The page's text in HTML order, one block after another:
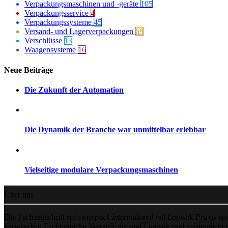
Verpackungsmaschinen und -geräte 105
Verpackungsservice 4
Verpackungssysteme 45
Versand- und Lagerverpackungen 69
Verschlüsse 13
Waagensysteme 16
Neue Beiträge
Die Zukunft der Automation
Die Dynamik der Branche war unmittelbar erlebbar
Vielseitige modulare Verpackungsmaschinen
Über uns
Die Fachzeitschrift spi swisspack international mit Logistik-Praxis